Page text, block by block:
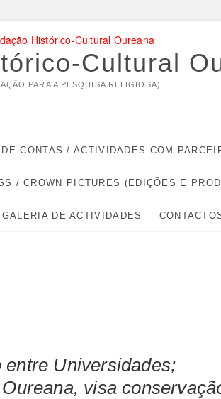
Cultural
PARA A PESQUISA RELIGIOSA)
CONTAS / ACTIVIDADES COM
/ CROWN PICTURES (EDIÇÕES E
DE ACTIVIDADES
entre Universidades;
visa